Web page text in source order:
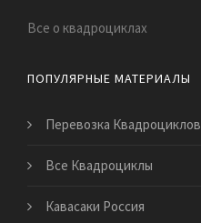
Все о квадроциклах
ПОПУЛЯРНЫЕ МАТЕРИАЛЫ
Перевозка Квадроциклов
Все Квадроциклы
Кавасаки Россия